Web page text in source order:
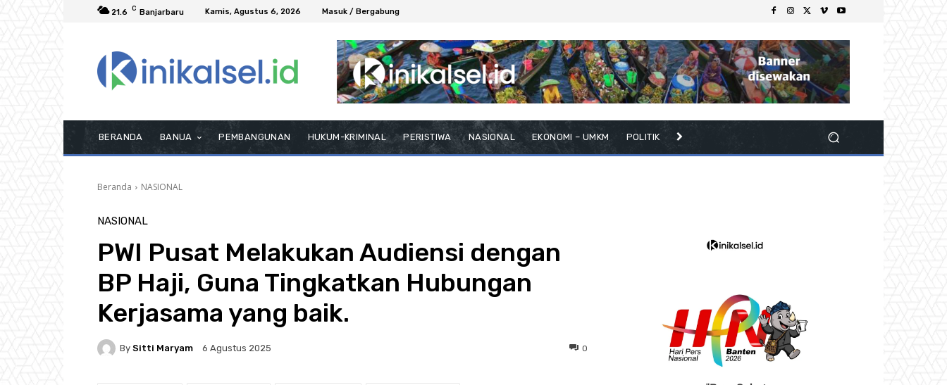
21.6 C Banjarbaru Kamis, Agustus 6, 2026 Masuk / Bergabung
BERANDA BANUA PEMBANGUNAN HUKUM-KRIMINAL PERISTIWA NASIONAL EKONOMI – UMKM POLITIK
Beranda NASIONAL
NASIONAL
PWI Pusat Melakukan Audiensi dengan
BP Haji, Guna Tingkatkan Hubungan
Kerjasama yang baik.
By Sitti Maryam 6 Agustus 2025 0